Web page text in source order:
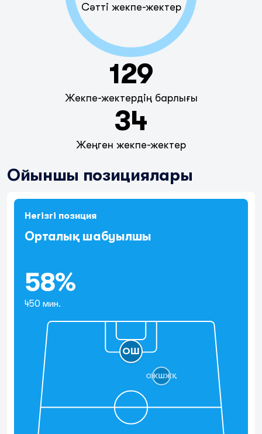
Сәтті жекпе-жектер
129
Жекпе-жектердің барлығы
34
Жеңген жекпе-жектер
Ойыншы позициялары
Негізгі позиция
Орталық шабуылшы
58%
450 мин.
ОШ
ОЖШЖҚ